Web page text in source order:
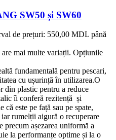
SW50 și SW60
de prețuri: 550,00 MDL până
are mai multe variații. Opțiunile
fundamentală pentru pescari,
cu ușurință în utilizarea.O
din plastic pentru a reduce
îi conferă rezitență și
este pe față sau pe spate,
rumelții aigură o recuperare
precum așezarea uniformă a
la performanțe optime și la o